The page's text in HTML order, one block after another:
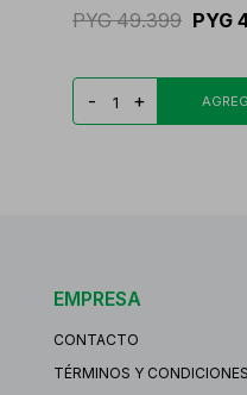
PYG 49.399 PYG
- +
EMPRESA
CONTACTO
TÉRMINOS Y CONDICIONES